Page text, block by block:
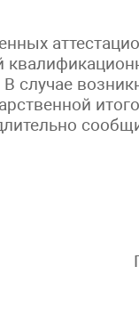
случае